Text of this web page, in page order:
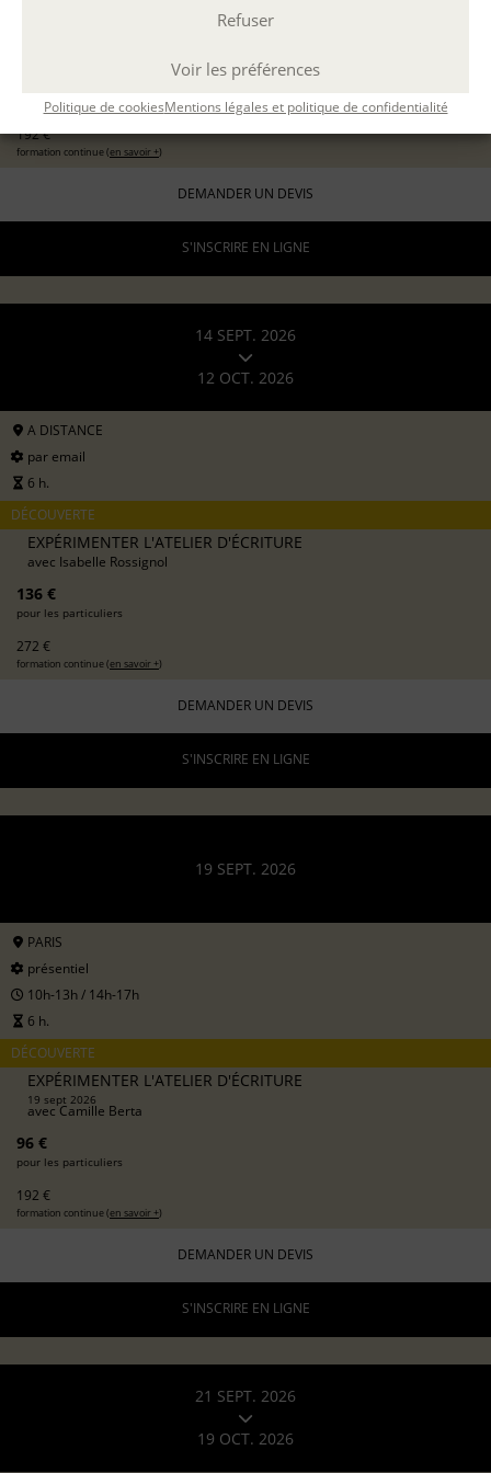
Refuser
Voir les préférences
Politique de cookiesMentions légales et politique de confidentialité
EXPÉRIMENTER L'ATELIER D'ÉCRITURE
pour les particuliers
192 €
formation continue (en savoir +)
DEMANDER UN DEVIS
S'INSCRIRE EN LIGNE
14 SEPT. 2026
12 OCT. 2026
A DISTANCE
par email
6 h.
DÉCOUVERTE
EXPÉRIMENTER L'ATELIER D'ÉCRITURE
avec Isabelle Rossignol
136 €
pour les particuliers
272 €
formation continue (en savoir +)
DEMANDER UN DEVIS
S'INSCRIRE EN LIGNE
19 SEPT. 2026
PARIS
présentiel
10h-13h / 14h-17h
6 h.
DÉCOUVERTE
EXPÉRIMENTER L'ATELIER D'ÉCRITURE
19 sept 2026
avecCamille Berta
96 €
pour les particuliers
192 €
formation continue (en savoir +)
DEMANDER UN DEVIS
S'INSCRIRE EN LIGNE
21 SEPT. 2026
19 OCT. 2026